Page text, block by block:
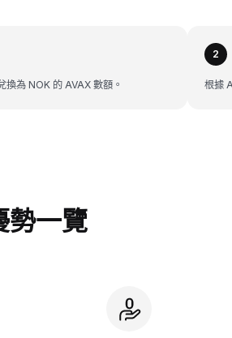
換為 NOK 的 AVAX 數額。
2
根據
勢一覽